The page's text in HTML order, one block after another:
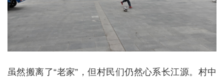
虽然搬离了“老家”，但村民们仍然心系长江源。村中